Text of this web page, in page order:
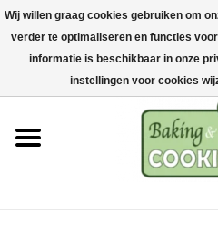
Home
Bak-& kookgerei
Machines & onderdelen
Chocolade & ijsbereiding
Wij willen graag cookies gebruiken om
verder te optimaliseren en functies
informatie is beschikbaar in onze
instellingen voor cookies